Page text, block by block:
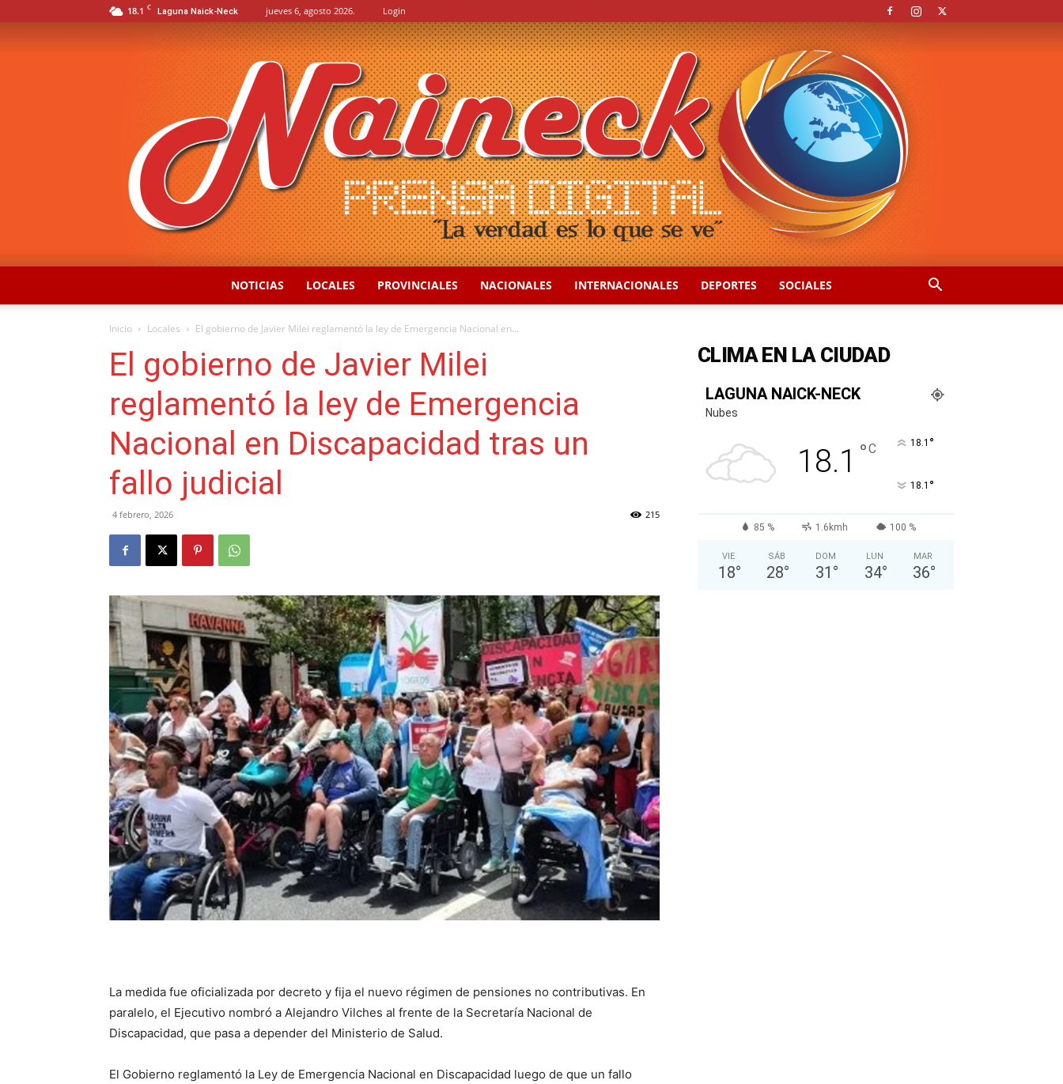
18.1 C Laguna Naick-Neck jueves 6, agosto 2026. Login
NAINECK
DIGITAL
::
La
NOTICIAS LOCALES PROVINCIALES NACIONALES INTERNACIONALES DEPORTES SOCIALES
Inicio Locales El gobierno de Javier Milei reglamentó la ley de Emergencia Nacional en...
El gobierno de Javier Milei
reglamentó la ley de Emergencia
Nacional en Discapacidad tras un
fallo judicial
4 febrero, 2026 215
La medida fue oficializada por decreto y fija el nuevo régimen de pensiones no contributivas. En
paralelo, el Ejecutivo nombró a Alejandro Vilches al frente de la Secretaría Nacional de
Discapacidad, que pasa a depender del Ministerio de Salud.
El Gobierno reglamentó la Ley de Emergencia Nacional en Discapacidad luego de que un fallo
CLIMA EN LA CIUDAD
LAGUNA NAICK-NECK
Nubes
18.1 °C 18.1 °
18.1 °
85 % 1.6kmh 100 %
VIE
18°
SÁB
28°
DOM
31 °
LUN
34°
MAR
36°